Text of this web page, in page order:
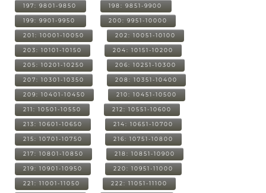
197: 9801-9850 198: 9851-9900
199: 9901-9950 200: 9951-10000
201: 10001-10050 202: 10051-10100
203: 10101-10150 204: 10151-10200
205: 10201-10250 206: 10251-10300
207: 10301-10350 208: 10351-10400
209: 10401-10450 210: 10451-10500
211: 10501-10550 212: 10551-10600
213: 10601-10650 214: 10651-10700
215: 10701-10750 216: 10751-10800
217: 10801-10850 218: 10851-10900
219: 10901-10950 220: 10951-11000
221: 11001-11050 222: 11051-11100